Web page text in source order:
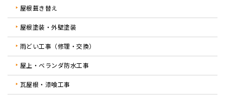
屋根葺き替え
屋根塗装・外壁塗装
雨どい工事（修理・交換）
屋上・ベランダ防水工事
瓦屋根・漆喰工事